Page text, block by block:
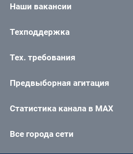
Наши вакансии
Техподдержка
Тех. требования
Предвыборная агитация
Статистика канала в MAX
Все города сети